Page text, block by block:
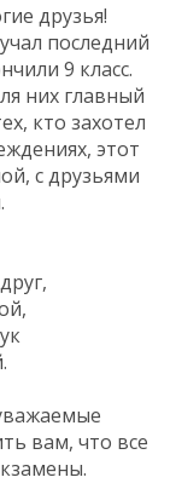
друзья!
последний
9 класс.
них главный
кто захотел
этот
с друзьями
вам, что все